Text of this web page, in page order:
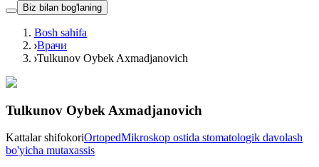
Biz bilan bog'laning
Bosh sahifa
Врачи
Tulkunov Oybek Axmadjanovich
Tulkunov Oybek Axmadjanovich
Kattalar shifokoriOrtopedMikroskop ostida stomatologik davolash
bo'yicha mutaxassis